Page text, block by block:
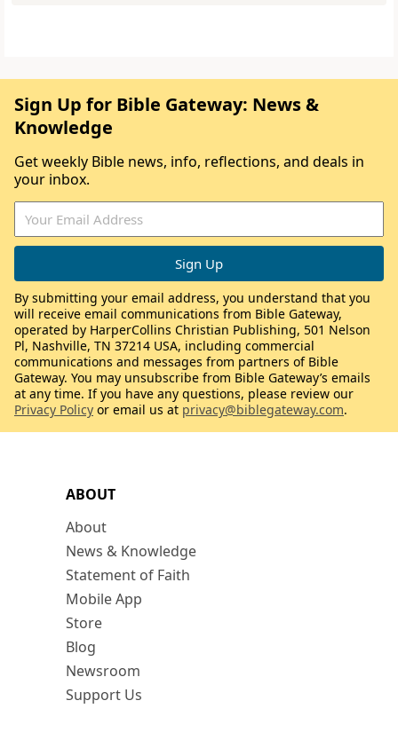
ABOUT
About
News & Knowledge
Statement of Faith
Mobile App
Store
Blog
Newsroom
Support Us
Sign Up for Bible Gateway: News &
Knowledge
Get weekly Bible news, info, reflections, and deals in
your inbox.
By submitting your email address, you understand that you
will receive email communications from Bible Gateway,
operated by HarperCollins Christian Publishing, 501 Nelson
Pl, Nashville, TN 37214 USA, including commercial
communications and messages from partners of Bible
Gateway. You may unsubscribe from Bible Gateway’s emails
at any time. If you have any questions, please review our
Privacy Policy or email us at privacy@biblegateway.com.